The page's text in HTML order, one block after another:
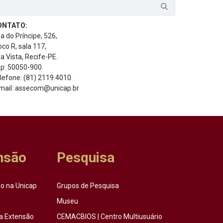
do Príncipe, 526,
R, sala 117,
Vista, Recife-PE.
50050-900.
(81) 2119.4010.
assecom@unicap.br
na Unicap
Extensão
Pesquisa
Grupos de Pesquisa
Museu
CEMACBIOS | Centro Multiusuário